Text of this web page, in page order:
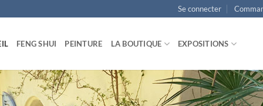
Se connecter
FENG SHUI PEINTURE LA BOUTIQUE EXPOSITIONS